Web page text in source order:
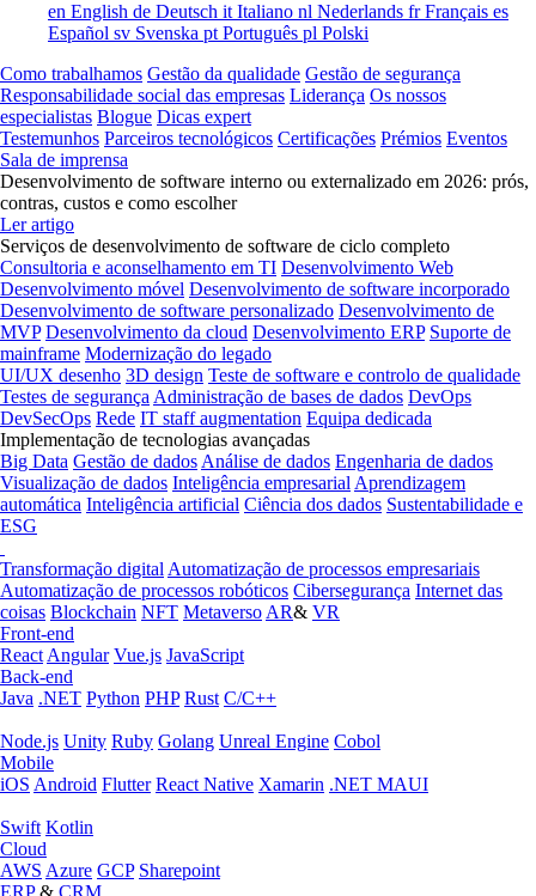
en English de Deutsch it Italiano nl Nederlands frFrançais es
Español sv Svenska pt Português pl Polski
Como trabalhamos Gestão da qualidade Gestão de segurança
Responsabilidade social das empresas Liderança Os nossos
especialistas Blogue Dicas expert
Testemunhos Parceiros tecnológicos Certificações Prémios Eventos
Sala de imprensa
Desenvolvimento de software interno ou externalizado em 2026: prós,
contras, custos e como escolher
Ler artigo
Serviços de desenvolvimento de software de ciclo completo
Consultoria e aconselhamento em TI Desenvolvimento Web
Desenvolvimento móvel Desenvolvimento de software incorporado
Desenvolvimento de software personalizado Desenvolvimento de
MVP Desenvolvimento da cloud Desenvolvimento ERP Suporte de
mainframe Modernização do legado
UI/UX desenho 3D design Teste de software e controlo de qualidade
Testes de segurança Administração de bases de dados DevOps
DevSecOps Rede IT staff augmentation Equipa dedicada
Implementação de tecnologias avançadas
Big Data Gestão de dados Análise de dados Engenharia de dados
Visualização de dados Inteligência empresarial Aprendizagem
automática Inteligência artificial Ciência dos dados Sustentabilidade e
ESG
Transformação digital Automatização de processos empresariais
Automatização de processos robóticos Cibersegurança Internet das
coisas Blockchain NFT Metaverso AR& VR
Front-end
React Angular Vue.js JavaScript
Back-end
Java .NET Python PHP Rust C/C++
Node.js Unity Ruby Golang Unreal Engine Cobol
Mobile
iOS Android Flutter React Native Xamarin .NET MAUI
Swift Kotlin
Cloud
AWS Azure GCP Sharepoint
ERP& CRM